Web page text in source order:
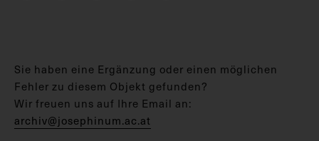
Sie haben eine Ergänzung oder einen möglichen
Fehler zu diesem Objekt gefunden?
Wir freuen uns auf Ihre Email an:
archiv@josephinum.ac.at